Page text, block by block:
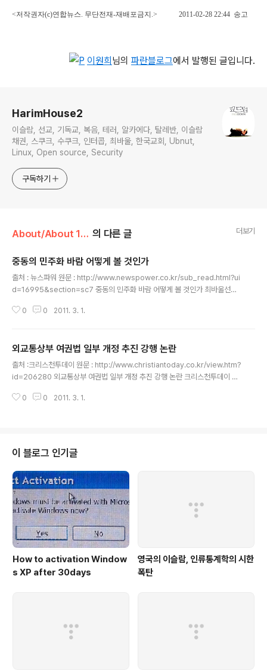
<저작권자(c)연합뉴스. 무단전재-재배포금지.> 2011-02-28 22:44 송고
이원희님의 파란블로그에서 발행된 글입니다.
HarimHouse2
이슬람, 선교, 기독교, 복음, 테러, 알카에다, 탈레반, 이슬람
채권, 스쿠크, 수쿠크, 인터콥, 최바울, 한국교회, Ubnut,
Linux, Open source, Security
구독하기
About/About 1slam 의 다른 글 더보기
중동의 민주화 바람 어떻게 볼 것인가
출처 : 뉴스파워 원문 : http://www.newspower.co.kr/sub_read.html?ui
d=16995&section=sc7 중동의 민주화 바람 어떻게 볼 것인가 최바울선교
통령을 추출하면서 시작된 민주화 바람은 요르단, 이집트, 수단 등지로 확산되
이라크에서 사담 후세인을 추출한 것과 동일 선상에서 설명하기도 한다. 국내에
서는 과거 우리나라 민주화 운동을 연상하는 사람들도 있는 것 같다. 그러나 이
러한 관점은 이슬람세계를 잘 이해하지 못한 데서 기인한 것으로 엄청 ..
0 0 2011. 3. 1.
외교통상부 여권법 일부 개정 추진 강행 논란
출처 :크리스천투데이 원문 : http://www.christiantoday.co.kr/view.htm?
id=206280 외교통상부 여권법 일부 개정 추진 강행 논란 크리스천투데이 송
: 2010.01.16 18:11 과잉금지원칙은 충족… 국위손상방지를 위해서는 불가피
람 지역) 발생하는 한국 민에 대한 테러와 안전에 문제가 있다고 보고, 여권법 일
부를 개정한다는 입장을 밝힌 바 있다..
0 0 2011. 3. 1.
이 블로그 인기글
How to activation Window
s XP after 30days
영국의 이슬람, 인류통계학의 시한
폭탄